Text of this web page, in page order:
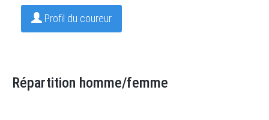
Profil du coureur
Répartition homme/femme